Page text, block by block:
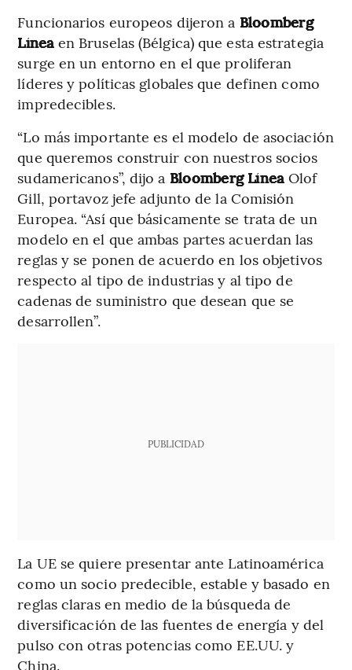
Funcionarios europeos dijeron a Bloomberg
Línea en Bruselas (Bélgica) que esta estrategia
surge en un entorno en el que proliferan
líderes y políticas globales que definen como
impredecibles.
“Lo más importante es el modelo de asociación
que queremos construir con nuestros socios
sudamericanos”, dijo a Bloomberg Línea Olof
Gill, portavoz jefe adjunto de la Comisión
Europea. “Así que básicamente se trata de un
modelo en el que ambas partes acuerdan las
reglas y se ponen de acuerdo en los objetivos
respecto al tipo de industrias y al tipo de
cadenas de suministro que desean que se
desarrollen”.
PUBLICIDAD
La UE se quiere presentar ante Latinoamérica
como un socio predecible, estable y basado en
reglas claras en medio de la búsqueda de
diversificación de las fuentes de energía y del
pulso con otras potencias como EE.UU. y
China.